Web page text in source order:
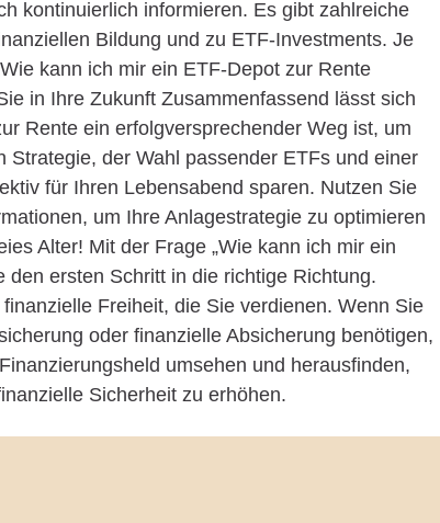
kontinuierlich informieren. Es gibt zahlreiche
Bildung und zu ETF-Investments. Je
kann ich mir ein ETF-Depot zur Rente
in Ihre Zukunft Zusammenfassend lässt sich
Rente ein erfolgversprechender Weg ist, um
der Wahl passender ETFs und einer
für Ihren Lebensabend sparen. Nutzen Sie
um Ihre Anlagestrategie zu optimieren
Alter! Mit der Frage „Wie kann ich mir ein
den ersten Schritt in die richtige Richtung.
Freiheit, die Sie verdienen. Wenn Sie
oder finanzielle Absicherung benötigen,
umsehen und herausfinden,
Sicherheit zu erhöhen.